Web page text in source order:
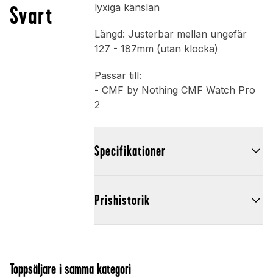
Svart
lyxiga känslan
Längd: Justerbar mellan ungefär
127 - 187mm (utan klocka)
Passar till:
- CMF by Nothing CMF Watch Pro
2
Specifikationer
Prishistorik
Toppsäljare i samma kategori